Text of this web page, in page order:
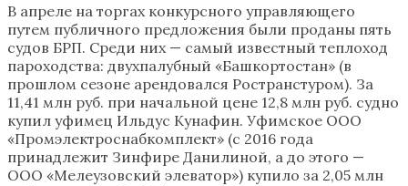
В апреле на торгах конкурсного управляющего
путем публичного предложения были проданы пять
судов БРП. Среди них — самый известный теплоход
пароходства: двухпалубный «Башкортостан» (в
прошлом сезоне арендовался Ространстуром). За
11,41 млн руб. при начальной цене 12,8 млн руб. судно
купил уфимец Ильдус Кунафин. Уфимское ООО
«Промэлектроснабкомплект» (с 2016 года
принадлежит Зинфире Данилиной, а до этого —
ООО «Мелеузовский элеватор») купило за 2,05 млн